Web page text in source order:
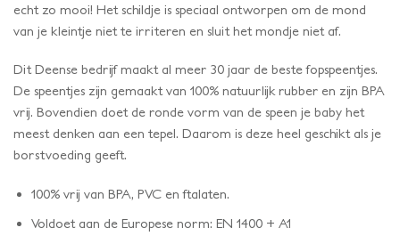
echt zo mooi! Het schildje is speciaal ontworpen om de mond
van je kleintje niet te irriteren en sluit het mondje niet af.
Dit Deense bedrijf maakt al meer 30 jaar de beste fopspeentjes.
De speentjes zijn gemaakt van 100% natuurlijk rubber en zijn BPA
vrij. Bovendien doet de ronde vorm van de speen je baby het
meest denken aan een tepel. Daarom is deze heel geschikt als je
borstvoeding geeft.
100% vrij van BPA, PVC en ftalaten.
Voldoet aan de Europese norm: EN 1400 + A1